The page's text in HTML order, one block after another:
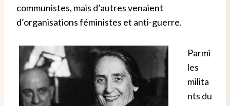
communistes, mais d’autres venaient
d’organisations féministes et anti-guerre.
Parmi
les
milita
nts du